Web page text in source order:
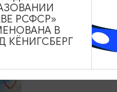
Замки Шаакен,
Нессельбек, и
12:00
РСФСР»
В
КЁНИГСБЕРГ